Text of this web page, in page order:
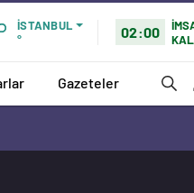
İSTANBUL
°
02:00
Gazeteler